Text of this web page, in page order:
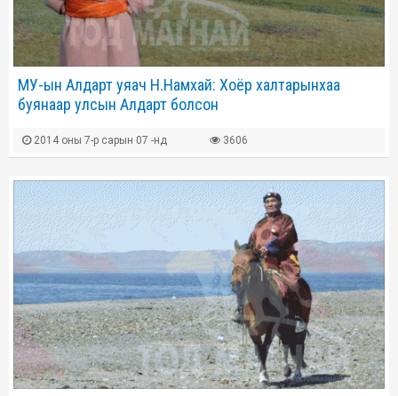
МУ-ын Алдарт уяач Н.Намхай: Хоёр халтарынхаа
буянаар улсын Алдарт болсон
2014 оны 7-р сарын 07 -нд 3606